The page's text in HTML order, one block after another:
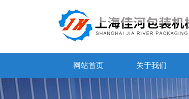
网站首页 关于我们